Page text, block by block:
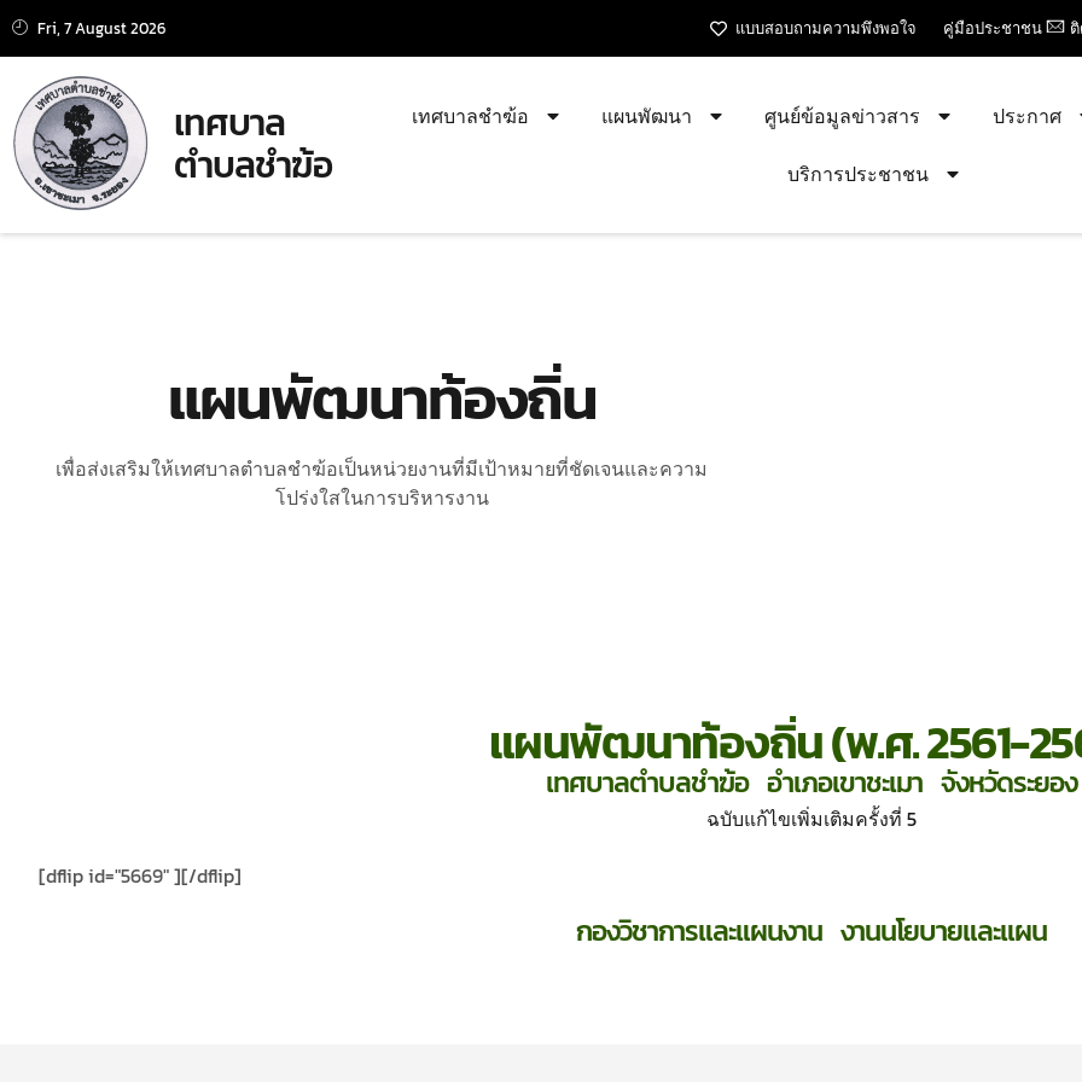
Fri, 7 August 2026 แบบสอบถามความพึงพอใจ คู่มือประชาชน
เทศบาล
ตำบลชำฆ้อ
เทศบาลชำฆ้อ แผนพัฒนา ศูนย์ข้อมูลข่าวสาร
ประกาศ
บริการประชาชน
แผนพัฒนาท้องถิ่น
เพื่อส่งเสริมให้เทศบาลตําบลชําฆ้อเป็นหน่วยงานที่มีเป้าหมายที่ชัดเจนและความ
โปร่งใสในการบริหารงาน
แผนพัฒนาท้องถิ่น (พ.ศ. 2561-
เทศบาลตำบลชำฆ้อ อำเภอเขาชะเมา จังหวัดระยอง
ฉบับแก้ไขเพิ่มเติมครั้งที่ 5
[dflip id="5669" ][/dflip]
กองวิชาการและแผนงาน งานนโยบายและแผน